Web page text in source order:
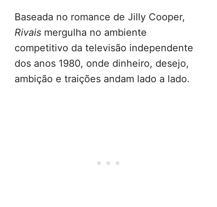
Baseada no romance de Jilly Cooper,
Rivais mergulha no ambiente
competitivo da televisão independente
dos anos 1980, onde dinheiro, desejo,
ambição e traições andam lado a lado.